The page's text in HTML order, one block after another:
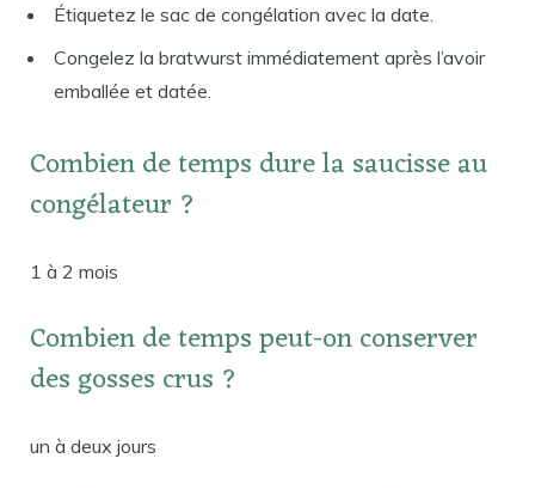
Étiquetez le sac de congélation avec la date.
Congelez la bratwurst immédiatement après l’avoir
emballée et datée.
Combien de temps dure la saucisse au
congélateur ?
1 à 2 mois
Combien de temps peut-on conserver
des gosses crus ?
un à deux jours